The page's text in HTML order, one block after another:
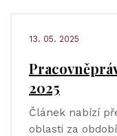
13. 05. 2025
2025
Článek nabízí
oblasti za